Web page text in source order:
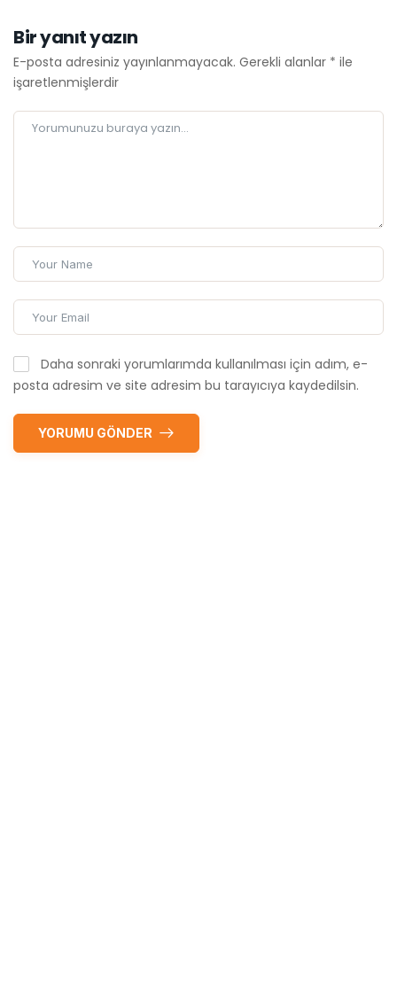
Bir yanıt yazın
E-posta adresiniz yayınlanmayacak. Gerekli alanlar * ile
işaretlenmişlerdir
Daha sonraki yorumlarımda kullanılması için adım, e-
posta adresim ve site adresim bu tarayıcıya kaydedilsin.
YORUMU GÖNDER